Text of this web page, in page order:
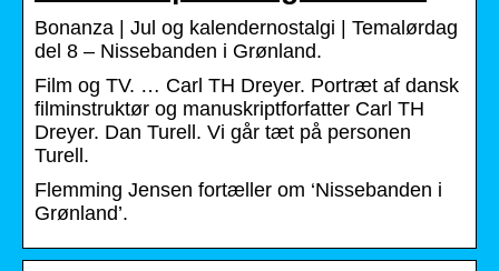
Bonanza | Jul og kalendernostalgi | Temalørdag
del 8 – Nissebanden i Grønland.
Film og TV. … Carl TH Dreyer. Portræt af dansk
filminstruktør og manuskriptforfatter Carl TH
Dreyer. Dan Turell. Vi går tæt på personen
Turell.
Flemming Jensen fortæller om ‘Nissebanden i
Grønland’.